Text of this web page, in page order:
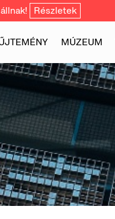
Részletek
MÚZEUM